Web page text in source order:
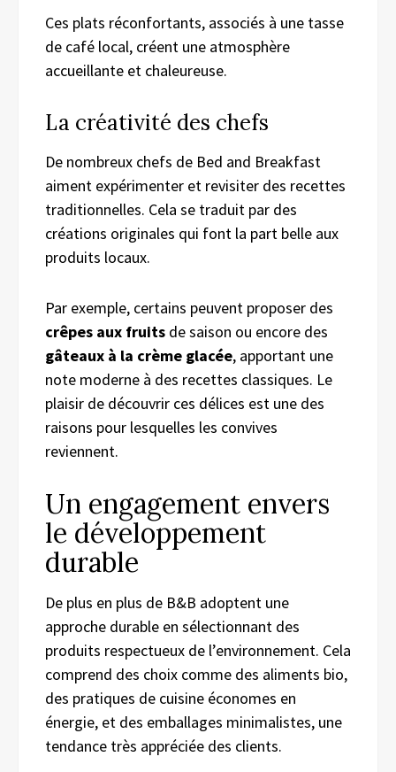
Ces plats réconfortants, associés à une tasse
de café local, créent une atmosphère
accueillante et chaleureuse.
La créativité des chefs
De nombreux chefs de Bed and Breakfast
aiment expérimenter et revisiter des recettes
traditionnelles. Cela se traduit par des
créations originales qui font la part belle aux
produits locaux.
Par exemple, certains peuvent proposer des
crêpes aux fruits de saison ou encore des
gâteaux à la crème glacée, apportant une
note moderne à des recettes classiques. Le
plaisir de découvrir ces délices est une des
raisons pour lesquelles les convives
reviennent.
Un engagement envers
le développement
durable
De plus en plus de B&B adoptent une
approche durable en sélectionnant des
produits respectueux de l’environnement. Cela
comprend des choix comme des aliments bio,
des pratiques de cuisine économes en
énergie, et des emballages minimalistes, une
tendance très appréciée des clients.